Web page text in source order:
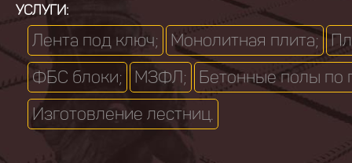
УСЛУГИ:
Лента под ключ; Монолитная плита;
ФБС блоки;
МЗФЛ;
Бетонные полы по
Изготовление лестниц.